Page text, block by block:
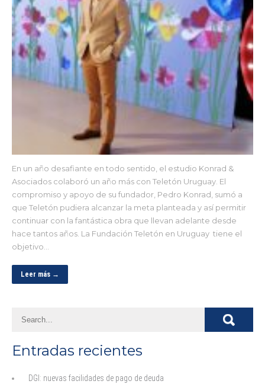
En un año desafiante en todo sentido, el estudio Konrad &
Asociados colaboró un año más con Teletón Uruguay. El
compromiso y apoyo de su fundador, Pedro Konrad, sumó a
que Teletón pudiera alcanzar la meta planteada y así permitir
continuar con la fantástica obra que llevan adelante desde
hace tantos años. La Fundación Teletón en Uruguay tiene el
objetivo…
Leer más →
Entradas recientes
DGI: nuevas facilidades de pago de deuda